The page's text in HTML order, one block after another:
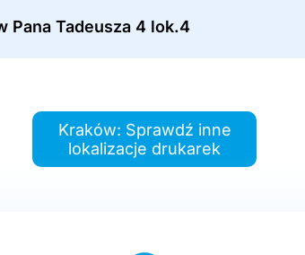
Pana Tadeusza 4 lok.4
Kraków: Sprawdź inne
lokalizacje drukarek